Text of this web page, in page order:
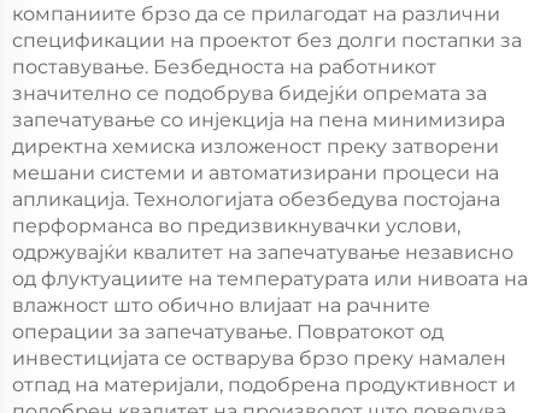
компаниите брзо да се прилагодат на различни
спецификации на проектот без долги постапки за
поставување. Безбедноста на работникот
значително се подобрува бидејќи опремата за
запечатување со инјекција на пена минимизира
директна хемиска изложеност преку затворени
мешани системи и автоматизирани процеси на
апликација. Технологијата обезбедува постојана
перформанса во предизвикнувачки услови,
одржувајќи квалитет на запечатување независно
од флуктуациите на температурата или нивоата на
влажност што обично влијаат на рачните
операции за запечатување. Повратокот од
инвестицијата се остварува брзо преку намален
отпад на материјали, подобрена продуктивност и